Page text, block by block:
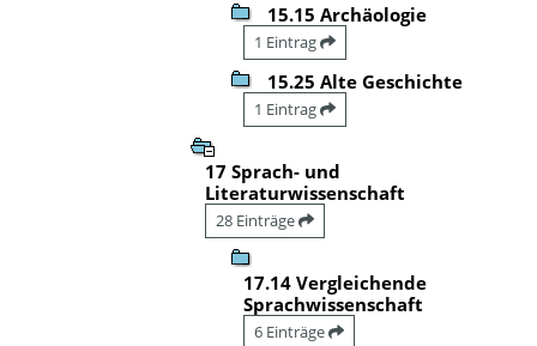
15.15 Archäologie
1 Eintrag
15.25 Alte Geschichte
1 Eintrag
17 Sprach- und
Literaturwissenschaft
28 Einträge
17.14 Vergleichende
Sprachwissenschaft
6 Einträge